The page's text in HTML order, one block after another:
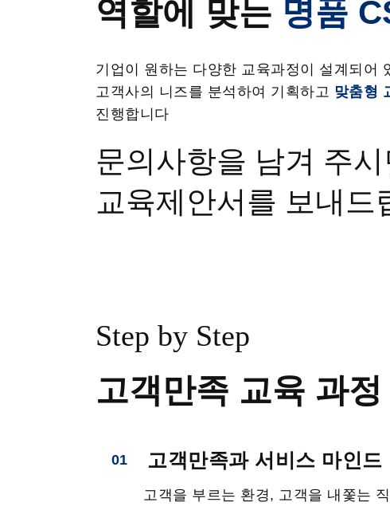
역할에 맞는 명품
기업이 원하는 다양한 교육과정이 설계되어
고객사의 니즈를 분석하여 기획하고 맞춤형
진행합니다
문의사항을 남겨 주시
교육제안서를 보내드
Step by Step
고객만족 교육 과정
01 고객만족과 서비스 마인드
고객을 부르는 환경, 고객을 내쫓는